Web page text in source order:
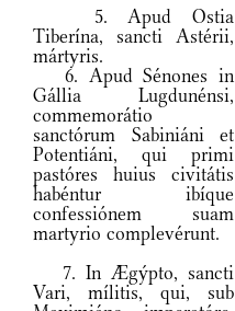
5. Apud Ostia
Tiberína, sancti Astérii,
mártyris.
6. Apud Sénones in
Gállia Lugdunénsi,
commemorátio
sanctórum Sabiniáni et
Potentiáni, qui primi
pastóres huius civitátis
habéntur ibíque
confessiónem suam
martyrio complevérunt.
7. In Ægýpto, sancti
Vari, mílitis, qui, sub